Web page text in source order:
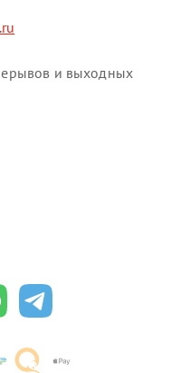
и выходных